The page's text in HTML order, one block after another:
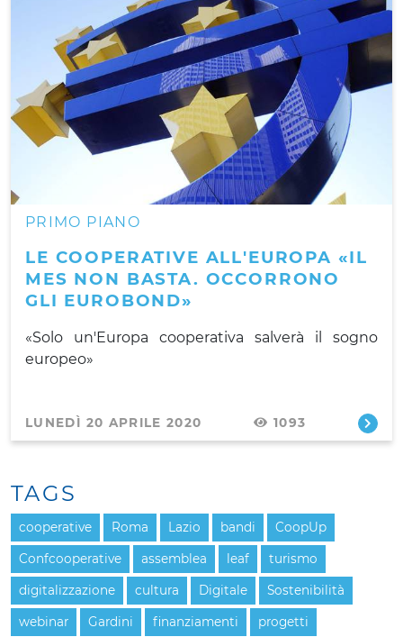
PRIMO PIANO
LE COOPERATIVE ALL'EUROPA «IL
MES NON BASTA. OCCORRONO
GLI EUROBOND»
«Solo un'Europa cooperativa salverà il sogno
europeo»
LUNEDÌ 20 APRILE 2020 1093
TAGS
cooperative Roma Lazio bandi CoopUp
Confcooperative assemblea leaf turismo
digitalizzazione cultura Digitale Sostenibilità
webinar Gardini finanziamenti progetti